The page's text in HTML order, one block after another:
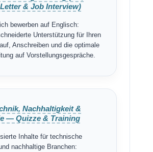
& Job Interview)
bewerben auf Englisch:
Unterstützung für Ihren
Anschreiben und die optimale
auf Vorstellungsgespräche.
Nachhaltigkeit &
— Quizze & Training
Inhalte für technische
nachhaltige Branchen: